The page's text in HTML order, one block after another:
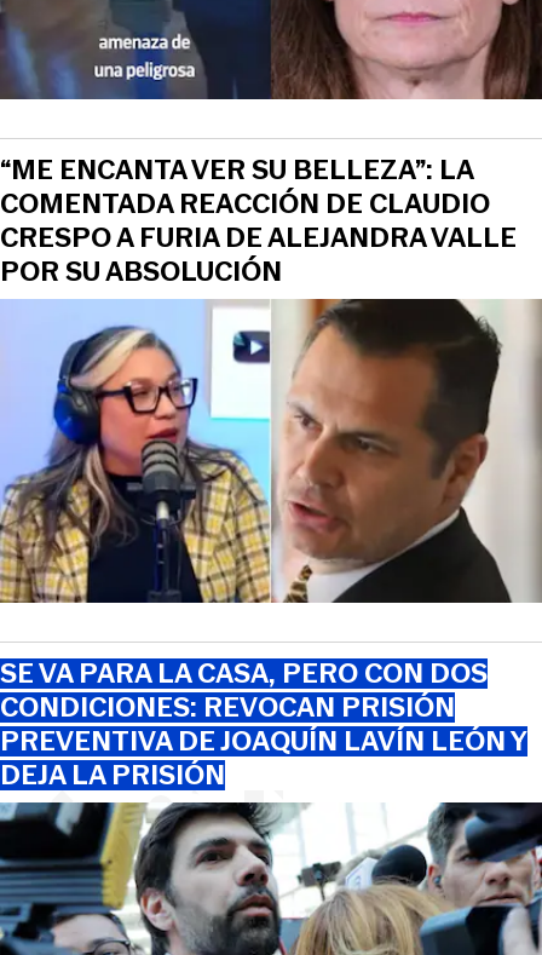
“ME ENCANTA VER SU BELLEZA”: LA
COMENTADA REACCIÓN DE CLAUDIO
CRESPO A FURIA DE ALEJANDRA VALLE
POR SU ABSOLUCIÓN
SE VA PARA LA CASA, PERO CON DOS
CONDICIONES: REVOCAN PRISIÓN
PREVENTIVA DE JOAQUÍN LAVÍN LEÓN Y
DEJA LA PRISIÓN